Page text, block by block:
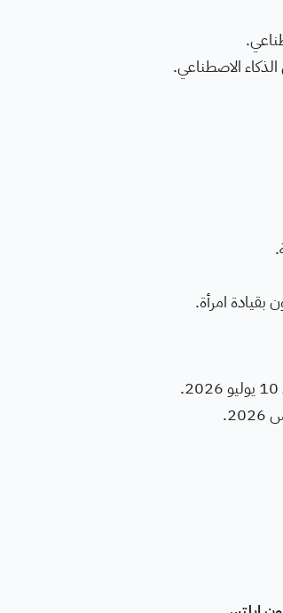
الاصطناعي.
بقيادة امرأة.